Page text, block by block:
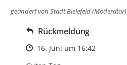
geändert von Stadt Bielefeld (Moderator)
Rückmeldung
Zeitpunkt des Erstellens
16. Juni um 16:42